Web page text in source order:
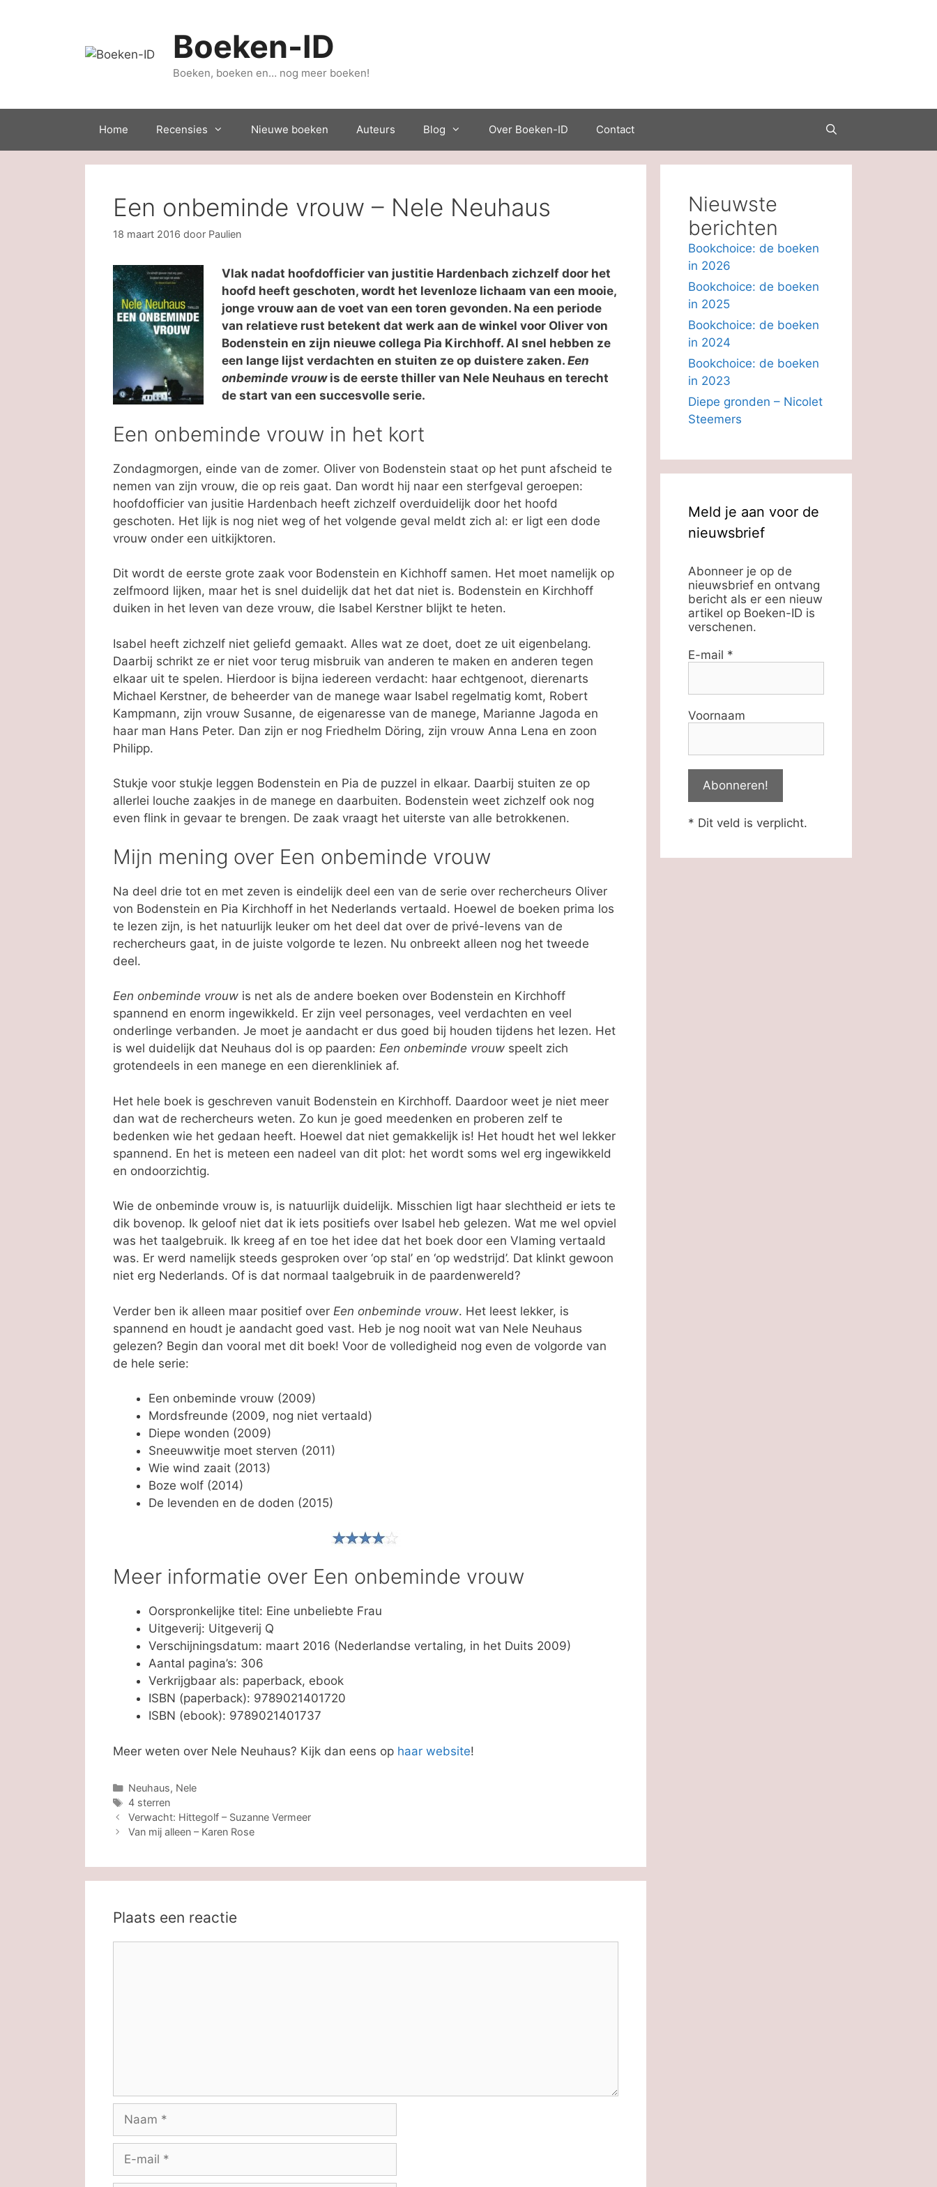
Boeken-ID
Boeken, boeken en… nog meer boeken!
Home Recensies Nieuwe boeken Auteurs Blog Over Boeken-ID Contact
Een onbeminde vrouw – Nele Neuhaus
18 maart 2016 door Paulien
Vlak nadat hoofdofficier van justitie Hardenbach zichzelf door het
hoofd heeft geschoten, wordt het levenloze lichaam van een mooie,
jonge vrouw aan de voet van een toren gevonden. Na een periode
van relatieve rust betekent dat werk aan de winkel voor Oliver von
Bodenstein en zijn nieuwe collega Pia Kirchhoff. Al snel hebben ze
een lange lijst verdachten en stuiten ze op duistere zaken. Een
onbeminde vrouwis de eerste thiller van Nele Neuhaus en terecht
de start van een succesvolle serie.
Een onbeminde vrouw in het kort
Zondagmorgen, einde van de zomer. Oliver von Bodenstein staat op het punt afscheid te
nemen van zijn vrouw, die op reis gaat. Dan wordt hij naar een sterfgeval geroepen:
hoofdofficier van jusitie Hardenbach heeft zichzelf overduidelijk door het hoofd
geschoten. Het lijk is nog niet weg of het volgende geval meldt zich al: er ligt een dode
vrouw onder een uitkijktoren.
Dit wordt de eerste grote zaak voor Bodenstein en Kichhoff samen. Het moet namelijk op
zelfmoord lijken, maar het is snel duidelijk dat het dat niet is. Bodenstein en Kirchhoff
duiken in het leven van deze vrouw, die Isabel Kerstner blijkt te heten.
Isabel heeft zichzelf niet geliefd gemaakt. Alles wat ze doet, doet ze uit eigenbelang.
Daarbij schrikt ze er niet voor terug misbruik van anderen te maken en anderen tegen
elkaar uit te spelen. Hierdoor is bijna iedereen verdacht: haar echtgenoot, dierenarts
Michael Kerstner, de beheerder van de manege waar Isabel regelmatig komt, Robert
Kampmann, zijn vrouw Susanne, de eigenaresse van de manege, Marianne Jagoda en
haar man Hans Peter. Dan zijn er nog Friedhelm Döring, zijn vrouw Anna Lena en zoon
Philipp.
Stukje voor stukje leggen Bodenstein en Pia de puzzel in elkaar. Daarbij stuiten ze op
allerlei louche zaakjes in de manege en daarbuiten. Bodenstein weet zichzelf ook nog
even flink in gevaar te brengen. De zaak vraagt het uiterste van alle betrokkenen.
Mijn mening over Een onbeminde vrouw
Na deel drie tot en met zeven is eindelijk deel een van de serie over rechercheurs Oliver
von Bodenstein en Pia Kirchhoff in het Nederlands vertaald. Hoewel de boeken prima los
te lezen zijn, is het natuurlijk leuker om het deel dat over de privé-levens van de
rechercheurs gaat, in de juiste volgorde te lezen. Nu onbreekt alleen nog het tweede
deel.
Een onbeminde vrouw is net als de andere boeken over Bodenstein en Kirchhoff
spannend en enorm ingewikkeld. Er zijn veel personages, veel verdachten en veel
onderlinge verbanden. Je moet je aandacht er dus goed bij houden tijdens het lezen. Het
is wel duidelijk dat Neuhaus dol is op paarden: Een onbeminde vrouw speelt zich
grotendeels in een manege en een dierenkliniek af.
Het hele boek is geschreven vanuit Bodenstein en Kirchhoff. Daardoor weet je niet meer
dan wat de rechercheurs weten. Zo kun je goed meedenken en proberen zelf te
bedenken wie het gedaan heeft. Hoewel dat niet gemakkelijk is! Het houdt het wel lekker
spannend. En het is meteen een nadeel van dit plot: het wordt soms wel erg ingewikkeld
en ondoorzichtig.
Wie de onbeminde vrouw is, is natuurlijk duidelijk. Misschien ligt haar slechtheid er iets te
dik bovenop. Ik geloof niet dat ik iets positiefs over Isabel heb gelezen. Wat me wel opviel
was het taalgebruik. Ik kreeg af en toe het idee dat het boek door een Vlaming vertaald
was. Er werd namelijk steeds gesproken over ‘op stal’ en ‘op wedstrijd’. Dat klinkt gewoon
niet erg Nederlands. Of is dat normaal taalgebruik in de paardenwereld?
Verder ben ik alleen maar positief over Een onbeminde vrouw. Het leest lekker, is
spannend en houdt je aandacht goed vast. Heb je nog nooit wat van Nele Neuhaus
gelezen? Begin dan vooral met dit boek! Voor de volledigheid nog even de volgorde van
de hele serie:
Een onbeminde vrouw (2009)
Mordsfreunde (2009, nog niet vertaald)
Diepe wonden (2009)
Sneeuwwitje moet sterven (2011)
Wie wind zaait (2013)
Boze wolf (2014)
De levenden en de doden (2015)
Meer informatie over Een onbeminde vrouw
Oorspronkelijke titel: Eine unbeliebte Frau
Uitgeverij: Uitgeverij Q
Verschijningsdatum: maart 2016 (Nederlandse vertaling, in het Duits 2009)
Aantal pagina’s: 306
Verkrijgbaar als: paperback, ebook
ISBN (paperback): 9789021401720
ISBN (ebook): 9789021401737
Meer weten over Nele Neuhaus? Kijk dan eens op haar website!
Categorieën
Neuhaus, Nele
Tags
4 sterren
Verwacht: Hittegolf – Suzanne Vermeer
Van mij alleen – Karen Rose
Plaats een reactie
mail
Nieuwste
berichten
Bookchoice: de boeken
in 2026
Bookchoice: de boeken
in 2025
Bookchoice: de boeken
in 2024
Bookchoice: de boeken
in 2023
Diepe gronden – Nicolet
Steemers
Meld je aan voor de
nieuwsbrief
Abonneer je op de
nieuwsbrief en ontvang
bericht als er een nieuw
artikel op Boeken-ID is
verschenen.
E-mail *
Voornaam
* Dit veld is verplicht.